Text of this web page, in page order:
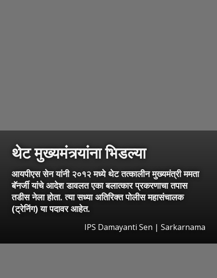
थेट मुख्यमंत्र्यांना भिडल्या
आयपीएस सेन यांनी २०१२ मध्ये थेट तत्कालीन मुख्यमंत्री ममता
बॅनर्जी यांचे आदेश डावलत एका बलात्कार प्रकरणाचा तपास
तडीस नेला होता. त्या सध्या अतिरिक्त पोलीस महासंचालक
(ट्रेनिंग) या पदावर आहेत.
IPS Damayanti Sen | Sarkarnama